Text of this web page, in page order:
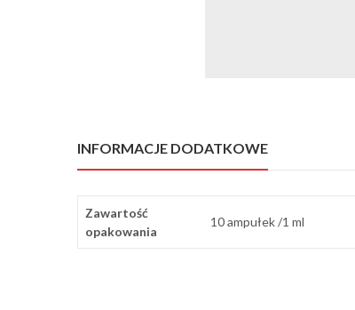
INFORMACJE DODATKOWE
Zawartość
opakowania
10 ampułek /1 ml